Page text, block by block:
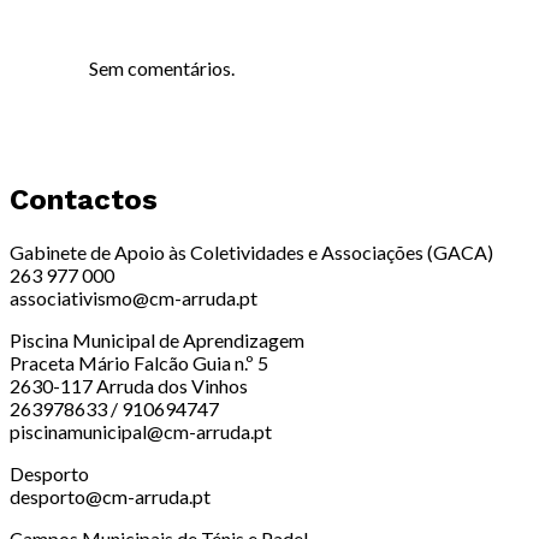
Sem comentários.
Contactos
Gabinete de Apoio às Coletividades e Associações (GACA)
263 977 000
associativismo@cm-arruda.pt
Piscina Municipal de Aprendizagem
Praceta Mário Falcão Guia n.º 5
2630-117 Arruda dos Vinhos
263978633 / 910694747
piscinamunicipal@cm-arruda.pt
Desporto
desporto@cm-arruda.pt